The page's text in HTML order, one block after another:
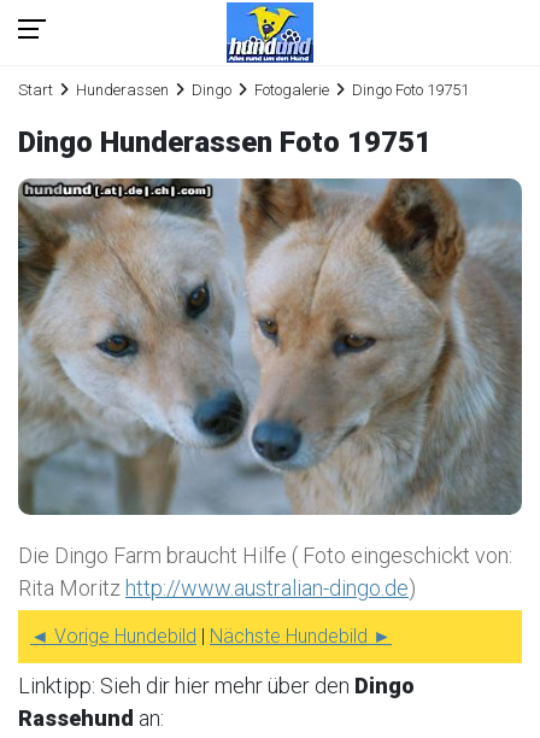
Start Hunderassen Dingo Fotogalerie Dingo Foto 19751
Dingo Hunderassen Foto 19751
Die Dingo Farm braucht Hilfe ( Foto eingeschickt von:
Rita Moritz http://www.australian-dingo.de)
◄ Vorige Hundebild | Nächste Hundebild ►
Linktipp: Sieh dir hier mehr über den Dingo
Rassehund an: